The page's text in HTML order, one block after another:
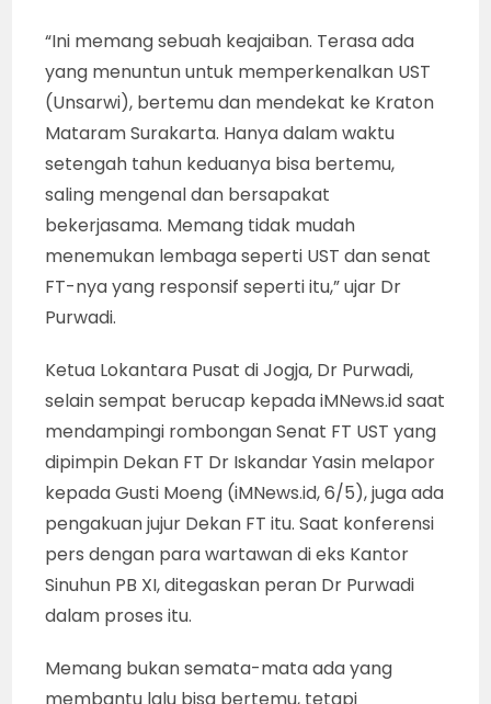
“Ini memang sebuah keajaiban. Terasa ada
yang menuntun untuk memperkenalkan UST
(Unsarwi), bertemu dan mendekat ke Kraton
Mataram Surakarta. Hanya dalam waktu
setengah tahun keduanya bisa bertemu,
saling mengenal dan bersapakat
bekerjasama. Memang tidak mudah
menemukan lembaga seperti UST dan senat
FT-nya yang responsif seperti itu,” ujar Dr
Purwadi.
Ketua Lokantara Pusat di Jogja, Dr Purwadi,
selain sempat berucap kepada iMNews.id saat
mendampingi rombongan Senat FT UST yang
dipimpin Dekan FT Dr Iskandar Yasin melapor
kepada Gusti Moeng (iMNews.id, 6/5), juga ada
pengakuan jujur Dekan FT itu. Saat konferensi
pers dengan para wartawan di eks Kantor
Sinuhun PB XI, ditegaskan peran Dr Purwadi
dalam proses itu.
Memang bukan semata-mata ada yang